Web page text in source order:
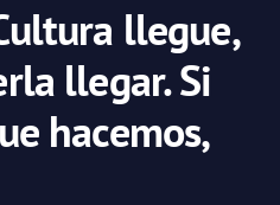
llegue,
llegar. Si
hacemos,